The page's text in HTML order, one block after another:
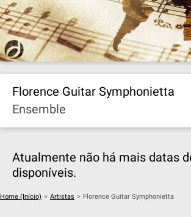
Florence Guitar Symphonietta
Ensemble
Atualmente não há mais datas
disponíveis.
Home (Início) > Artistas > Florence Guitar Symphonietta